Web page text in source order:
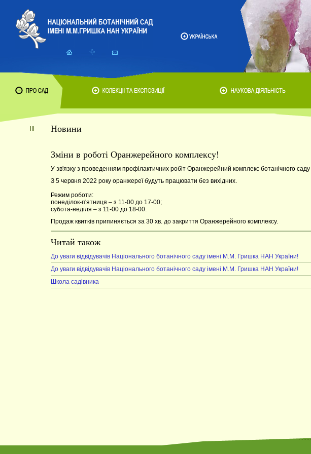
Новини
Зміни в роботі Оранжерейного комплексу!
У зв'язку з проведенням профілактичних робіт Оранжерейний комплекс ботанічного саду
З 5 червня 2022 року оранжереї будуть працювати без вихідних.
Режим роботи:
понеділок-п'ятниця – з 11-00 до 17-00;
субота-неділя – з 11-00 до 18-00.
Продаж квитків припиняється за 30 хв. до закриття Оранжерейного комплексу.
Читай також
До уваги відвідувачів Національного ботанічного саду імені М.М. Гришка НАН України!
До уваги відвідувачів Національного ботанічного саду імені М.М. Гришка НАН України!
Школа садівника